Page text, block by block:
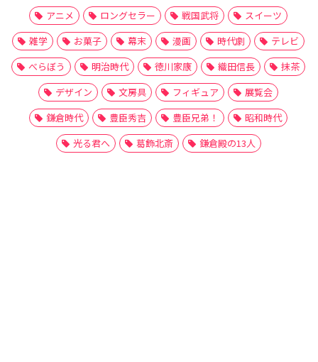
アニメ
ロングセラー 戦国武将
スイーツ
雑学
お菓子 幕末 漫画 時代劇
テレビ
べらぼう
明治時代 徳川家康 織田信長
抹茶
デザイン
文房具 フィギュア
展覧会
鎌倉時代
豊臣秀吉 豊臣兄弟！
昭和時代
光る君へ
葛飾北斎 鎌倉殿の13人